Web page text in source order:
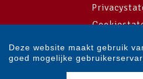
Cookie-
Deze website maakt gebruik
goed mogelijke